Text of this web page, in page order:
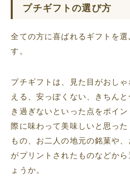
プチギフトの選び方
全ての方に喜ばれるギフトを
す。
プチギフトは、見た目がおし
える、安っぽくない、きちん
き過ぎないといった点をポイ
際に味わって美味しいと思っ
もの、お二人の地元の銘菓や
がプリントされたものなどか
ょうか。